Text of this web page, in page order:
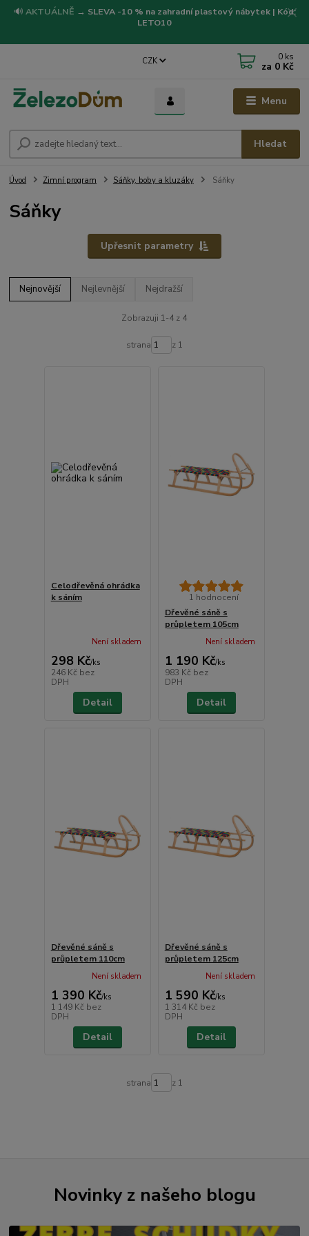
🔊 AKTUÁLNĚ → SLEVA -10 % na zahradní plastový nábytek | Kód:
LETO10
Menu
CZK
Hledat
0 ks
za 0 Kč
Úvod Zimní program Sáňky, boby a kluzáky Sáňky
Sáňky
Upřesnit parametry
Nejnovější Nejlevnější Nejdražší
Zobrazuji 1-4 z 4
strana z 1
Celodřevěná ohrádka
k sáním
298 Kč/ks
246 Kč bez
DPH
Není skladem
Detail
1 hodnocení
Dřevěné sáně s
průpletem 105cm
1 190 Kč/ks
983 Kč bez
DPH
Není skladem
Detail
Dřevěné sáně s
průpletem 110cm
1 390 Kč/ks
1 149 Kč bez
DPH
Není skladem
Detail
Dřevěné sáně s
průpletem 125cm
1 590 Kč/ks
1 314 Kč bez
DPH
Není skladem
Detail
strana z 1
Novinky z našeho blogu